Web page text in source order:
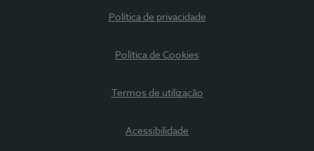
Política de privacidade
Política de Cookies
Termos de utilização
Acessibilidade